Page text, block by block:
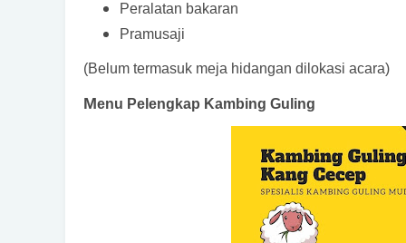
Peralatan bakaran
Pramusaji
(Belum termasuk meja hidangan dilokasi acara)
Menu Pelengkap Kambing Guling